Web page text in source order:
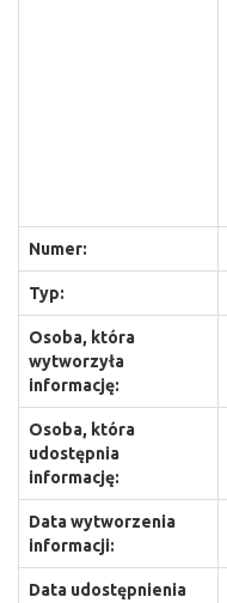
Numer:
Typ:
Osoba, która
wytworzyła
informację:
Osoba, która
udostępnia
informację:
Data wytworzenia
informacji:
Data udostępnienia